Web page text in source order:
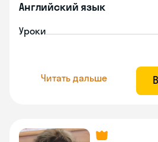
Английский язык
Уроки
Читать дальше